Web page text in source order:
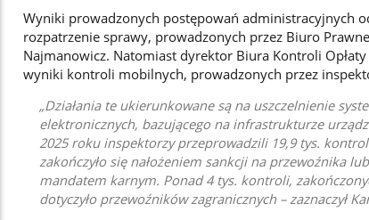
Wyniki prowadzonych postępowań administracyjnych
rozpatrzenie sprawy, prowadzonych przez Biuro
Najmanowicz. Natomiast dyrektor Biura Kontroli
wyniki kontroli mobilnych, prowadzonych przez
Działania te ukierunkowane są na uszczelnienie
elektronicznych, bazującego na infrastrukturze
2025 roku inspektorzy przeprowadzili 19,9 tys.
zakończyło się nałożeniem sankcji na przewoźnika
mandatem karnym. Ponad 4 tys. kontroli,
dotyczyło przewoźników zagranicznych – zaznaczył